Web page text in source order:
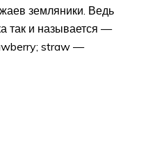
земляники. Ведь
так и называется —
straw —